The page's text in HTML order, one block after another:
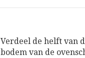
Verdeel de helft van
bodem van de